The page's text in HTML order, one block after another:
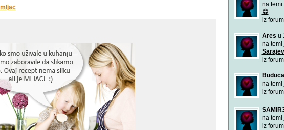
na temi
😊
iz
Ares u
na temi
iz
na temi
iz
na temi
iz